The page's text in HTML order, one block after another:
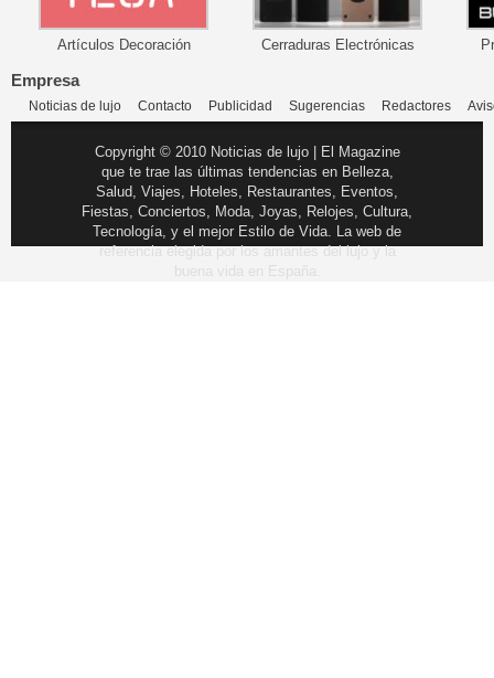
Artículos Decoración Cerraduras Electrónicas
Empresa
Noticias de lujo Contacto Publicidad Sugerencias Redactores
Copyright © 2010 Noticias de lujo | El Magazine
que te trae las últimas tendencias en Belleza,
Salud, Viajes, Hoteles, Restaurantes, Eventos,
Fiestas, Conciertos, Moda, Joyas, Relojes, Cultura,
Tecnología, y el mejor Estilo de Vida. La web de
referencia elegida por los amantes del lujo y la